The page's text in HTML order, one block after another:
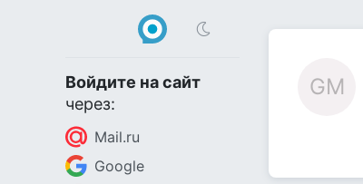
Войдите на сайт
через:
Mail.ru
Google
GM